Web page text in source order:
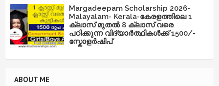
Margadeepam Scholarship 2026-
Malayalam- Kerala-കേരളത്തിലെ 1
ക്ലാസ് മുതൽ 8 ക്ലാസ് വരെ
പഠിക്കുന്ന വിദ്യാർത്ഥികൾക്ക് 1500/-
സ്കോളർഷിപ്
ABOUT ME